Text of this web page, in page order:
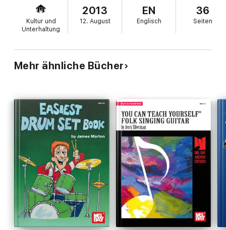
Kultur und
Unterhaltung
2013
12. August
EN
Englisch
36
Seiten
Mehr ähnliche Bücher